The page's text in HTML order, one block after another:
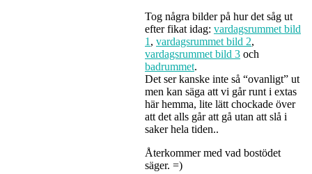
Tog några bilder på hur det såg ut
efter fikat idag: vardagsrummet bild
1 , vardagsrummet bild 2,
vardagsrummet bild 3 och
badrummet.
Det ser kanske inte så “ovanligt” ut
men kan säga att vi går runt i extas
här hemma, lite lätt chockade över
att det alls går att gå utan att slå i
saker hela tiden..
Återkommer med vad bostödet
säger. =)